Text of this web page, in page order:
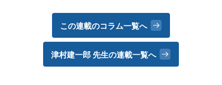
この連載のコラム一覧へ
津村建一郎 先生の連載一覧へ